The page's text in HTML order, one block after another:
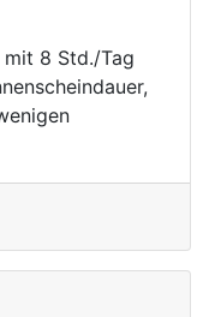
8 Std./Tag